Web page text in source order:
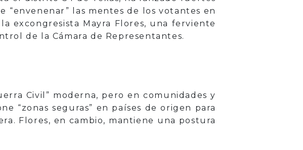
las mentes de los votantes en
excongresista Mayra Flores, una ferviente
de la Cámara de Representantes.
Civil” moderna, pero en comunidades y
“zonas seguras” en países de origen para
Flores, en cambio, mantiene una postura